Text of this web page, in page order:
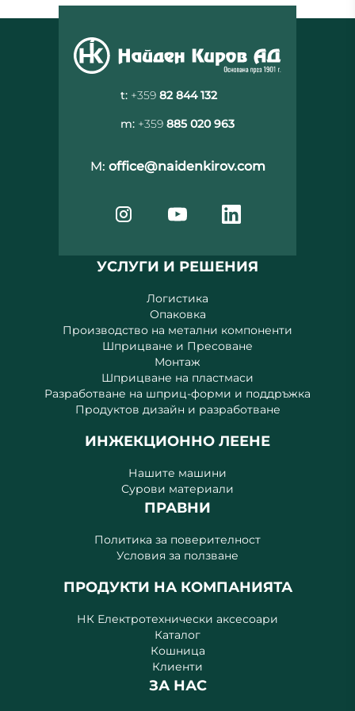
УСЛУГИ И РЕШЕНИЯ
Логистика
Опаковка
Производство на метални компоненти
Шприцване и Пресоване
Монтаж
Шприцване на пластмаси
Разработване на шприц-форми и поддръжка
Продуктов дизайн и разработване
ИНЖЕКЦИОННО ЛЕЕНЕ
Нашите машини
Сурови материали
ПРАВНИ
Политика за поверителност
Условия за ползване
ПРОДУКТИ НА КОМПАНИЯТА
НК Електротехнически аксесоари
Каталог
Кошница
Клиенти
ЗА НАС
t: +359 82 844 132
m: +359 885 020 963
M: office@naidenkirov.com